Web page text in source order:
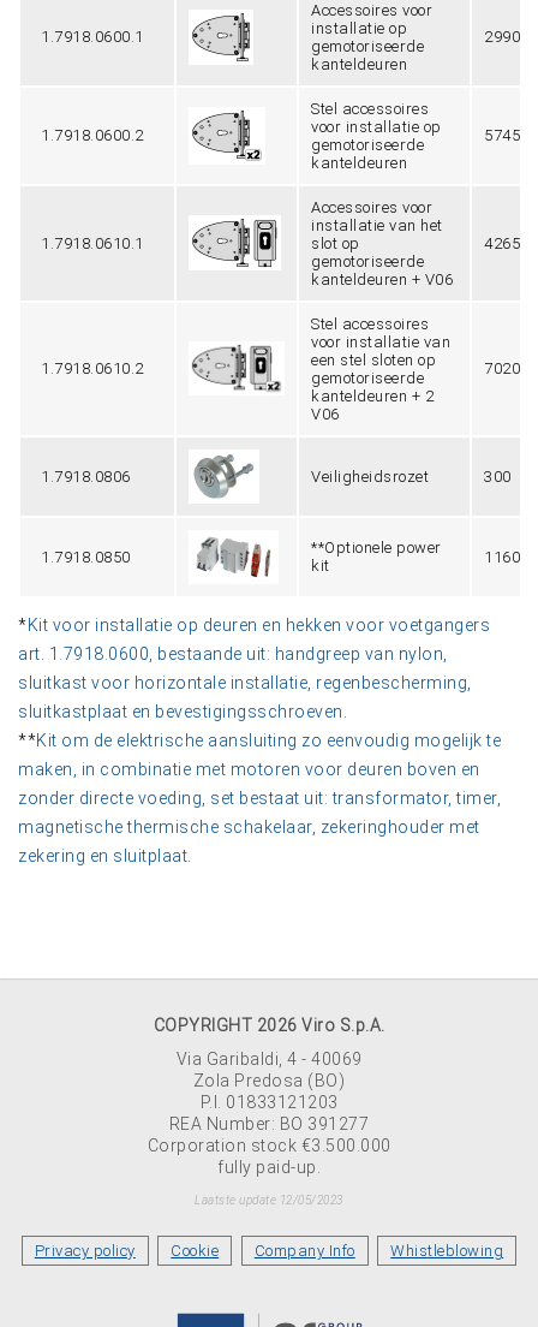
1.7918.0600.1
Accessoires voor
installatie op
gemotoriseerde
kanteldeuren
2990
1.7918.0600.2
Stel accessoires
voor installatie op
gemotoriseerde
kanteldeuren
5745
1.7918.0610.1
Accessoires voor
installatie van het
slot op
gemotoriseerde
kanteldeuren + V06
4265
1.7918.0610.2
Stel accessoires
voor installatie van
een stel sloten op
gemotoriseerde
kanteldeuren + 2
V06
7020
1.7918.0806 Veiligheidsrozet 300
1.7918.0850
**Optionele power
kit
1160
*Kit voor installatie op deuren en hekken voor voetgangers
art. 1.7918.0600, bestaande uit: handgreep van nylon,
sluitkast voor horizontale installatie, regenbescherming,
sluitkastplaat en bevestigingsschroeven
**Kit om de elektrische aansluiting zo eenvoudig mogelijk te
maken, in combinatie met motoren voor deuren boven en
zonder directe voeding, set bestaat uit: transformator, timer,
magnetische thermische schakelaar, zekeringhouder met
zekering en sluitplaat
COPYRIGHT 2026 Viro S.p.A.
Via Garibaldi, 4 - 40069
Zola Predosa (BO)
P.I. 01833121203
REA Number: BO 391277
Corporation stock €3.500.000
fully paid-up.
Laatste update 12/05/2023
Privacy policy Cookie Company Info Whistleblowing